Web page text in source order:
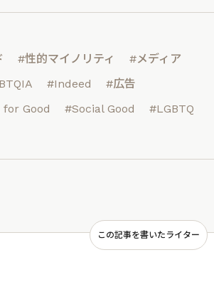
#性的マイノリティ
#メディア
#Indeed
#広告
Good #Social Good #LGBTQ
この記事を書いたライター